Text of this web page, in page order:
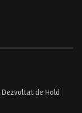
de Hold